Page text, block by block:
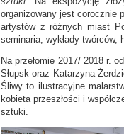
organizowany jest corocznie
artystów z różnych miast
seminaria, wykłady
Na przełomie 2017/ 2018 r.
Słupsk oraz Katarzyna
Śliwy to ilustracyjne
kobieta przeszłości i
sztuki.